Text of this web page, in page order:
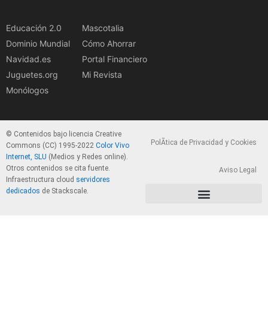
Educación 2.0
Dominio Mundial
Navidad.es
Juguetes.org
Monólogos
Mascotalia
Cómo Ahorrar
Portal Financiero
Mi Revista
© Contenidos bajo licencia Creative
Commons (CC) 1995-2022 Color Vivo
Internet, SLU (Medios y Redes online).
Otros contenidos se cita fuente.
Infraestructura cloud servidores
dedicados de Stackscale.
PolÃ­tica de Privacidad y Cookies
Aviso Legal